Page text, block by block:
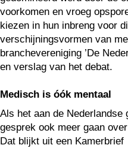
voorkomen en vroeg
kiezen in hun inbreng voor
verschijningsvormen van
branchevereniging ’De
en verslag van het debat.
Medisch is óók mentaal
Als het aan de
gesprek ook meer gaan
Dat blijkt uit een Kamerbrief